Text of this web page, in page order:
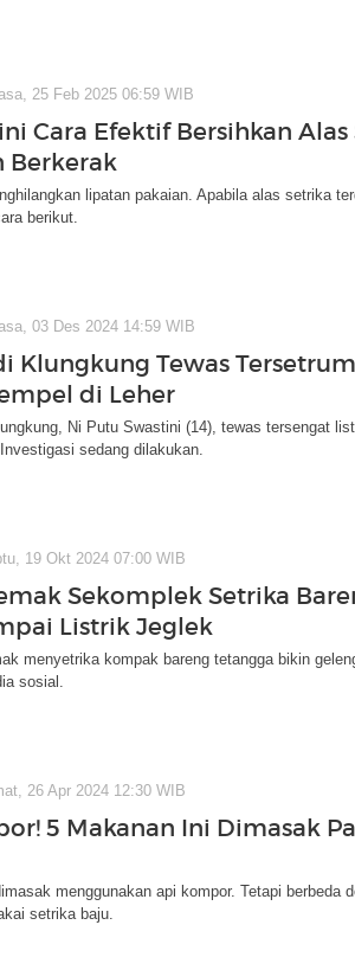
25 Feb 2025 06:59 WIB
Cara Efektif Bersihkan
Berkerak
lipatan pakaian. Apabila alas setrika
berikut.
03 Des 2024 14:59 WIB
Klungkung Tewas
di Leher
Ni Putu Swastini (14), tewas tersengat
sedang dilakukan.
19 Okt 2024 07:00 WIB
Sekomplek Setrika
Listrik Jeglek
menyetrika kompak bareng tetangga bikin
sosial.
26 Apr 2024 12:30 WIB
5 Makanan Ini Dimasak
menggunakan api kompor. Tetapi berbeda
setrika baju.